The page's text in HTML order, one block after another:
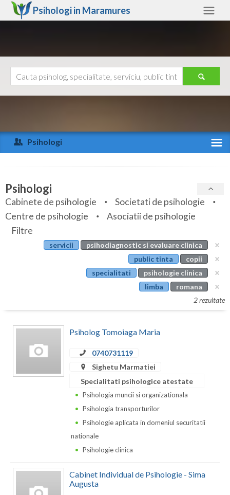
Psihologi in Maramures
Arad
Arges
Bihor
Bistrita-Nasaud
Botosani
Caras-Severin
Ajutor
Psihologi
Specialitati
Servicii
Articole
Evenimente
Psihologi
Cabinete de psihologie
Societati de psihologie
Centre de psihologie
Asociatii de psihologie
Filtre
servicii
psihodiagnostic si evaluare clinica
public tinta
copii
specialitati
psihologie clinica
limba
romana
2 rezultate
Psiholog Tomoiaga Maria
0740731119
Sighetu Marmatiei
Specialitati psihologice atestate
Psihologia muncii si organizationala
Psihologia transporturilor
Psihologie aplicata in domeniul securitatii
nationale
Psihologie clinica
Cabinet Individual de Psihologie - Sima
Augusta